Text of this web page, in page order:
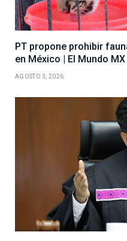
PT propone prohibir
en México | El Mundo MX
AGOSTO 3, 2026